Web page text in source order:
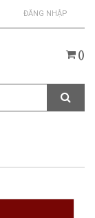
ĐĂNG NHẬP
()